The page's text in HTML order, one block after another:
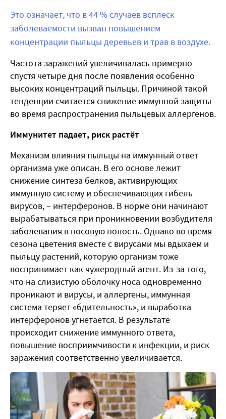
Это означает, что в 44 % случаев всплеск
заболеваемости вызван повышением
концентрации пыльцы деревьев и трав в воздухе.
Частота заражений увеличивалась примерно
спустя четыре дня после появления особенно
высоких концентраций пыльцы. Причиной такой
тенденции считается снижение иммунной защиты
во время распространения пыльцевых аллергенов.
Иммунитет падает, риск растёт
Механизм влияния пыльцы на иммунный ответ
организма уже описан. В его основе лежит
снижение синтеза белков, активирующих
иммунную систему и обеспечивающих гибель
вирусов, – интерферонов. В норме они начинают
вырабатываться при проникновении возбудителя
заболевания в носовую полость. Однако во время
сезона цветения вместе с вирусами мы вдыхаем и
пыльцу растений, которую организм тоже
воспринимает как чужеродный агент. Из-за того,
что на слизистую оболочку носа одновременно
проникают и вирусы, и аллергены, иммунная
система теряет «бдительность», и выработка
интерферонов угнетается. В результате
происходит снижение иммунного ответа,
повышение восприимчивости к инфекции, и риск
заражения соответственно увеличивается.